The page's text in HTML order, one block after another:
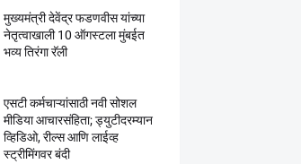
मुख्यमंत्री देवेंद्र फडणवीस यांच्या
नेतृत्वाखाली 10 ऑगस्टला मुंबईत
भव्य तिरंगा रॅली
एसटी कर्मचाऱ्यांसाठी नवी सोशल
मीडिया आचारसंहिता; ड्युटीदरम्यान
व्हिडिओ, रील्स आणि लाईव्ह
स्ट्रीमिंगवर बंदी